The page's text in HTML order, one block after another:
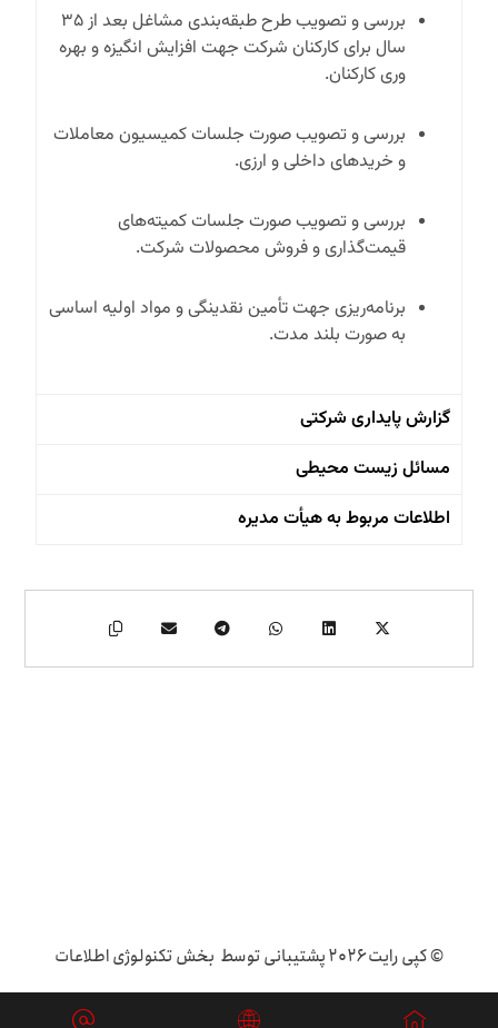
بررسی و تصویب طرح طبقه‌بندی مشاغل بعد از ۳۵
سال برای کارکنان شرکت جهت افزایش انگیزه و بهره
وری کارکنان.
بررسی و تصویب صورت جلسات کمیسیون معاملات
و خرید‌های داخلی و ارزی.
بررسی و تصویب صورت جلسات کمیته‌های
قیمت‌گذاری و فروش محصولات شرکت.
برنامه‌ریزی جهت تأمین نقدینگی و مواد اولیه اساسی
به صورت بلند مدت.
گزارش پایداری شرکتی
مسائل زیست محیطی
اطلاعات مربوط به هیأت مدیره
© کپی رایت ۲۰۲۶ پشتیبانی توسط بخش تکنولوژی اطلاعات